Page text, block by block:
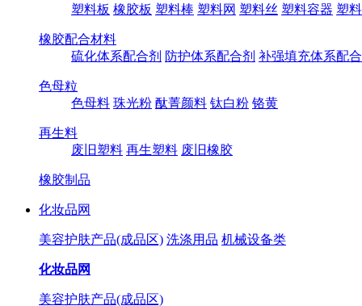
塑料板 橡胶板 塑料棒 塑料网 塑料丝 塑料容器 塑
橡胶配合材料
硫化体系配合剂 防护体系配合剂 补强填充体系配
色母粒
色母料 珠光粉 酞菁颜料 钛白粉 铬黄
再生料
废旧塑料 再生塑料 废旧橡胶
橡胶制品
化妆品网
美容护肤产品(成品区) 洗涤用品 机械设备类
化妆品网
美容护肤产品(成品区)